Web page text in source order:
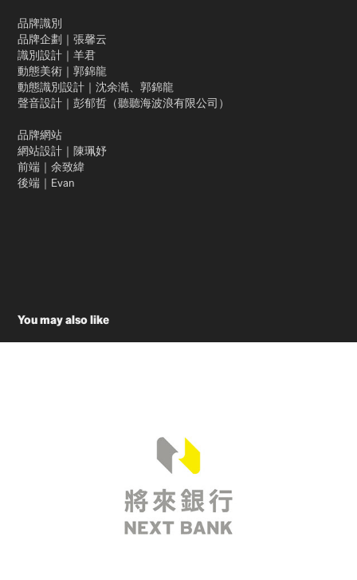
品牌識別
品牌企劃｜張馨云
識別設計｜羊君
動態美術｜郭錦龍
動態識別設計｜沈余澔、郭錦龍
聲音設計｜彭郁哲（聽聽海波浪有限公司）
品牌網站
網站設計｜陳珮妤
前端｜余致緯
後端｜Evan
You may also like